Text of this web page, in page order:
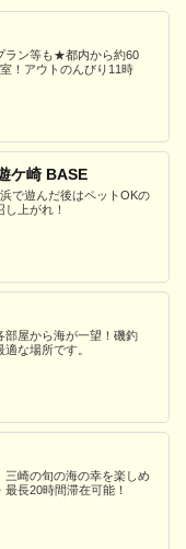
ラン等も★都内から約60
！アウトのんびり11時
ケ崎 BASE
で遊んだ後はペットOKの
上がれ！
部屋から海が一望！磯釣
な場所です。
三崎の旬の海の幸を楽しめ
長20時間滞在可能！